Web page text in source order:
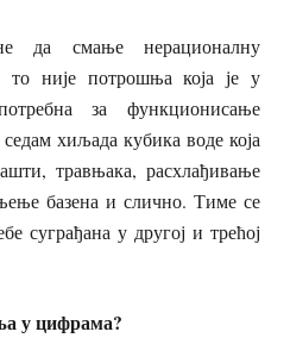
да смање нерационалну
није потрошња која је у
за функционисање
хиљада кубика воде која
травњака, расхлађивање
базена и слично. Тиме се
суграђана у другој и трећој
у цифрама?